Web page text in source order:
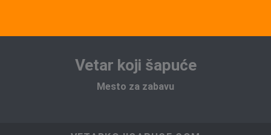
Vetar koji šapuće
Mesto za zabavu